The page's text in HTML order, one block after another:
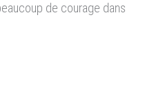
de courage dans